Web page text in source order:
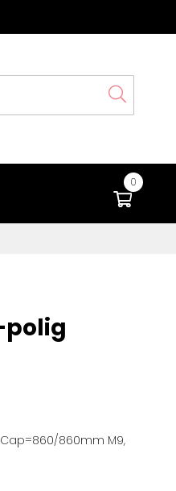
Search
0
polig
860mm M9,